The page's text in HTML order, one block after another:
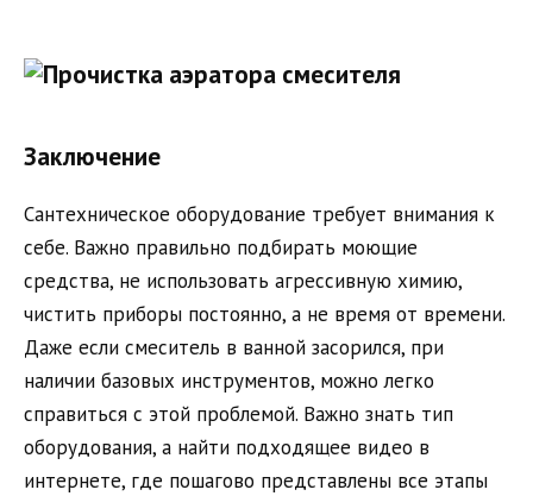
Заключение
Сантехническое оборудование требует внимания к
себе. Важно правильно подбирать моющие
средства, не использовать агрессивную химию,
чистить приборы постоянно, а не время от времени.
Даже если смеситель в ванной засорился, при
наличии базовых инструментов, можно легко
справиться с этой проблемой. Важно знать тип
оборудования, а найти подходящее видео в
интернете, где пошагово представлены все этапы